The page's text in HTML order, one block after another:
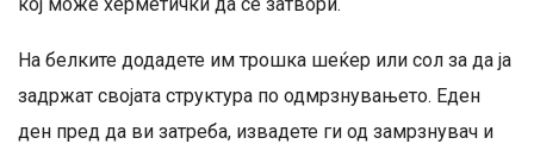
На белките додадете им трошка шеќер или сол за да ја
задржат својата структура по одмрзнувањето. Еден
ден пред да ви затреба, извадете ги од замрзнувач и